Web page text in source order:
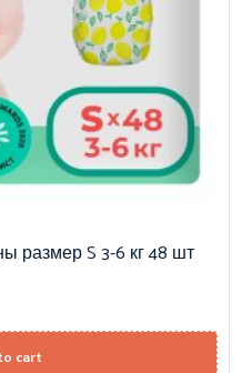
размер S 3-6 кг 48 шт
cart